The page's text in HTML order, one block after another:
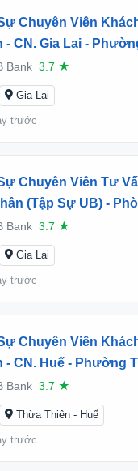
Chuyên Viên
- CN. Gia Lai -
Bank 3.7 ★
Gia Lai
trước
Chuyên Viên Tư
(Tập Sự UB) -
- CN. Gia Lai -
Bank 3.7 ★
Gia Lai
trước
Chuyên Viên
- CN. Huế - Phường
Bank 3.7 ★
Thừa Thiên - Huế
trước